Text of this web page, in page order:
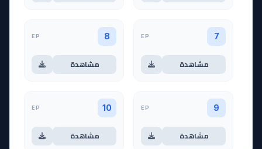
7
EP
مشاهدة
8
EP
مشاهدة
9
EP
مشاهدة
10
EP
مشاهدة